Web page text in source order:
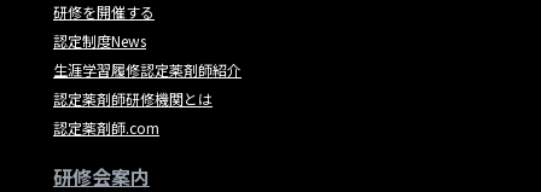
研修を開催する
認定制度News
生涯学習履修認定薬剤師紹介
認定薬剤師研修機関とは
認定薬剤師.com
研修会案内